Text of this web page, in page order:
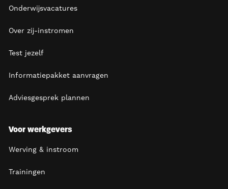
Onderwijsvacatures
Over zij-instromen
Test jezelf
Informatiepakket aanvragen
Adviesgesprek plannen
Voor werkgevers
Werving & instroom
Trainingen